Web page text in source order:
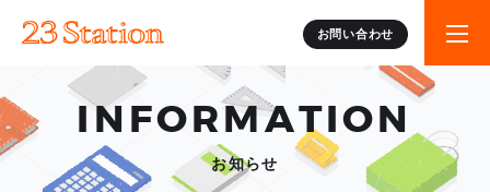
お問い合わせ
INFORMATION
お知らせ